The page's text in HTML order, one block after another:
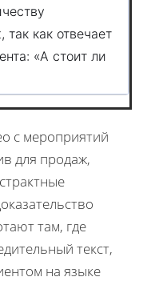
как отвечает
«А стоит ли
с мероприятий
для продаж,
там, где
текст,
на языке